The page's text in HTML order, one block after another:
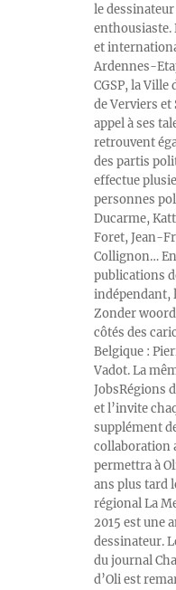
le
enthousiaste.
et
Ardennes-
CGSP, la
de Verviers
appel à ses
retrouvent
des partis
effectue
personnes
Ducarme,
Foret, Jean-
Collignon…
publications
indépendant,
Zonder
côtés des
Belgique :
Vadot. La
JobsRégions
et l’invite
supplément
collaboration
permettra à
ans plus tard
régional La
2015 est une
dessinateur.
du journal
d’Oli est